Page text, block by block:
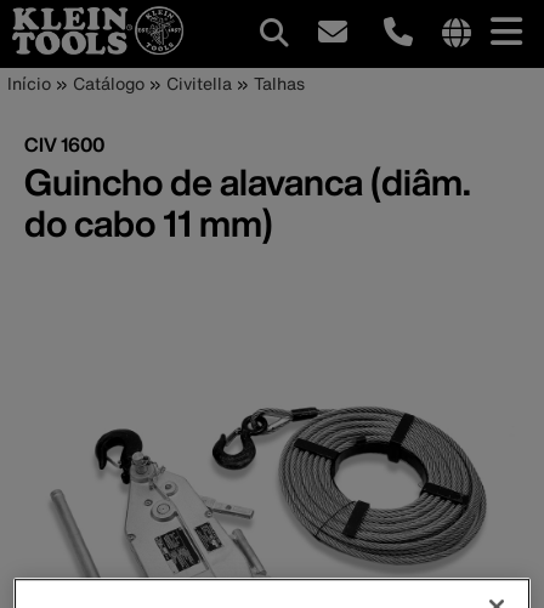
Pular
conteúdo
principal
Navegação
principal
Trilha
de
navegação
Início Catálogo Civitella Talhas
CIV 1600
Guincho de alavanca (diâm.
do cabo 11 mm)